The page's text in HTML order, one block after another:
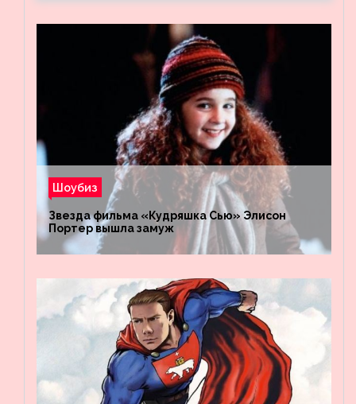
Шоубиз
Звезда фильма «Кудряшка Сью» Элисон
Портер вышла замуж